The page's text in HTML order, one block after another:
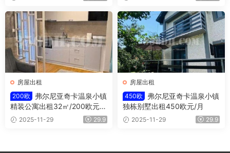
房屋出租
200欧
弗尔尼亚奇卡温泉小镇
精装公寓出租32㎡/200欧元/
月 2025-11-29 29.9
房屋出租
450欧
弗尔尼亚奇卡温泉小镇
独栋别墅出租450欧元/月
2025-11-29 29.9